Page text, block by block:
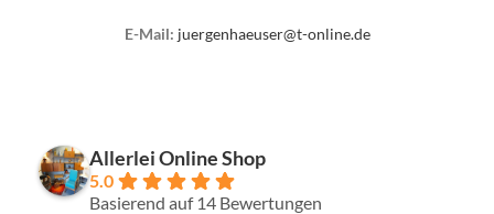
E-Mail: juergenhaeuser@t-online.de
Allerlei Online Shop
5.0
Basierend auf 14 Bewertungen